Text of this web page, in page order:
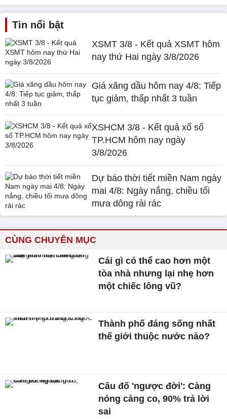
Tin nổi bật
XSMT 3/8 - Kết quả XSMT hôm
nay thứ Hai ngày 3/8/2026
Giá xăng dầu hôm nay 4/8: Tiếp
tục giảm, thấp nhất 3 tuần
XSHCM 3/8 - Kết quả xổ số
TP.HCM hôm nay ngày
3/8/2026
Dự báo thời tiết miền Nam ngày
mai 4/8: Ngày nắng, chiều tối
mưa dông rải rác
CÙNG CHUYÊN MỤC
Cái gì có thể cao hơn một
tòa nhà nhưng lại nhẹ hơn
một chiếc lông vũ?
Thành phố đáng sống nhất
thế giới thuộc nước nào?
Câu đố 'ngược đời': Càng
nóng càng co, 90% trả lời
sai